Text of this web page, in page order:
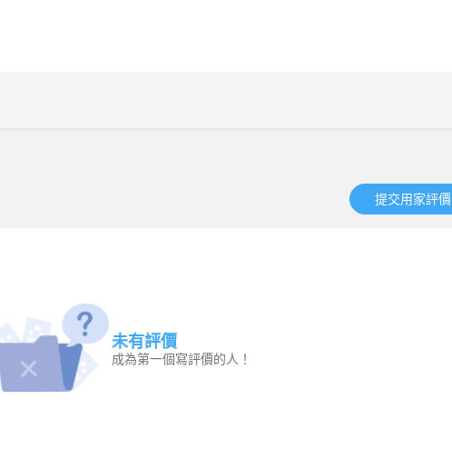
提交用家評價​
未有評價
成為第一個寫評價的人！